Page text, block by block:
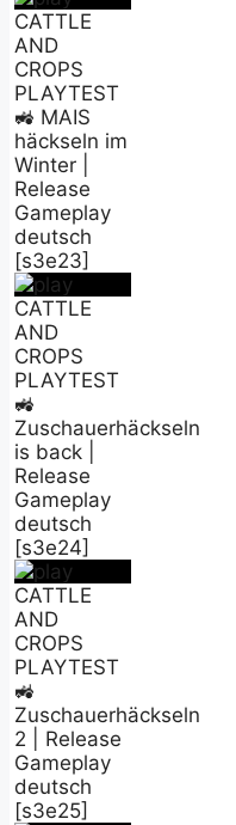
CATTLE
AND
CROPS
PLAYTEST
🚜 MAIS
häckseln im
Winter |
Release
Gameplay
deutsch
[s3e23]
CATTLE
AND
CROPS
PLAYTEST
🚜
Zuschauerhäckseln
is back |
Release
Gameplay
deutsch
[s3e24]
CATTLE
AND
CROPS
PLAYTEST
🚜
Zuschauerhäckseln
2 | Release
Gameplay
deutsch
[s3e25]